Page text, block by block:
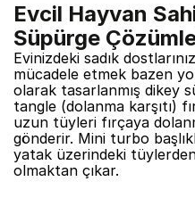
Evcil Hayvan
Süpürge
Evinizdeki sadık
mücadele etmek bazen
olarak tasarlanmış dikey
tangle (dolanma karşıtı)
uzun tüyleri fırçaya
gönderir. Mini turbo
yatak üzerindeki
olmaktan çıkar.